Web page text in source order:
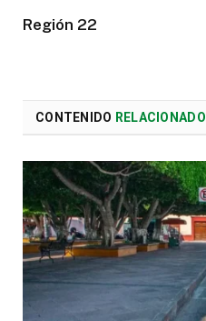
Región 22
CONTENIDO RELACIONADO